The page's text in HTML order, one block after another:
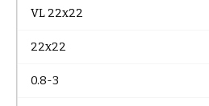
VL 22x22
22x22
0.8-3